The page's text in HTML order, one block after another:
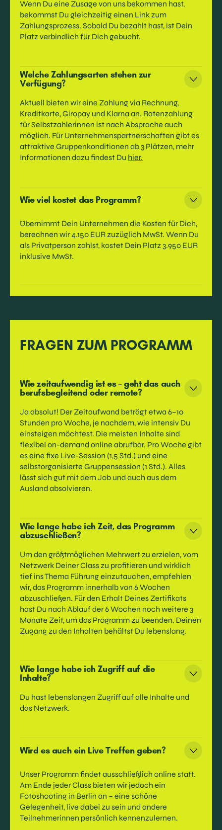
Wenn Du eine Zusage von uns bekommen hast,
bekommst Du gleichzeitig einen Link zum
Zahlungsprozess. Sobald Du bezahlt hast, ist Dein
Platz verbindlich für Dich gebucht.
Welche Zahlungsarten stehen zur
Verfügung?
Aktuell bieten wir eine Zahlung via Rechnung,
Kreditkarte, Giropay und Klarna an. Ratenzahlung
für Selbstzahlerinnen ist nach Absprache auch
möglich. Für Unternehmenspartnerschaften gibt es
attraktive Gruppenkonditionen ab 3 Plätzen, mehr
Informationen dazu findest Du hier.
Wie viel kostet das Programm?
Übernimmt Dein Unternehmen die Kosten für Dich,
berechnen wir 4.150 EUR zuzüglich MwSt. Wenn Du
als Privatperson zahlst, kostet Dein Platz 3.950 EUR
inklusive MwSt.
FRAGEN ZUM PROGRAMM
Wie zeitaufwendig ist es – geht das auch
berufsbegleitend oder remote?
Ja absolut! Der Zeitaufwand beträgt etwa 6–10
Stunden pro Woche, je nachdem, wie intensiv Du
einsteigen möchtest. Die meisten Inhalte sind
flexibel on-demand online abrufbar. Pro Woche gibt
es eine fixe Live-Session (1,5 Std.) und eine
selbstorganisierte Gruppensession (1 Std.). Alles
lässt sich gut mit dem Job und auch aus dem
Ausland absolvieren.
Wie lange habe ich Zeit, das Programm
abzuschließen?
Um den größtmöglichen Mehrwert zu erzielen, vom
Netzwerk Deiner Class zu profitieren und wirklich
tief ins Thema Führung einzutauchen, empfehlen
wir, das Programm innerhalb von 6 Wochen
abzuschließen. Für den Erhalt Deines Zertifikats
hast Du nach Ablauf der 6 Wochen noch weitere 3
Monate Zeit, um das Programm zu beenden. Deinen
Zugang zu den Inhalten behältst Du lebenslang.
Wie lange habe ich Zugriff auf die
Inhalte?
Du hast lebenslangen Zugriff auf alle Inhalte und
das Netzwerk.
Wird es auch ein Live Treffen geben?
Unser Programm findet ausschließlich online statt.
Am Ende jeder Class bieten wir jedoch ein
Fotoshooting in Berlin an – eine schöne
Gelegenheit, live dabei zu sein und andere
Teilnehmerinnen persönlich kennenzulernen.